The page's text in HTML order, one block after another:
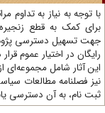
کمک به قطع
تسهیل دسترسی
در اختیار عموم قرار
آثار شامل مجموعه‌ای از
فصلنامه مطالعات
نام، به آن دسترسی